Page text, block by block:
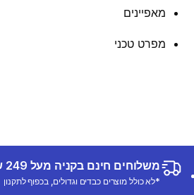
מאפיינים
מפרט טכני
משלוחים חינם בקניה מעל 249 ש"ח
*לא כולל מוצרים כבדים וגדולים, בכפוף לתקנון